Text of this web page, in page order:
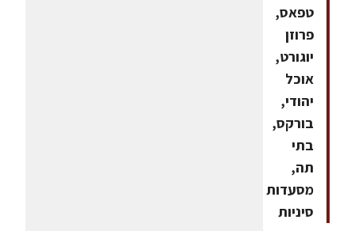
טפאס,
פרוזן
יוגורט,
אוכל
יהודי,
בורקס,
בתי
תה,
מסעדות
סיניות